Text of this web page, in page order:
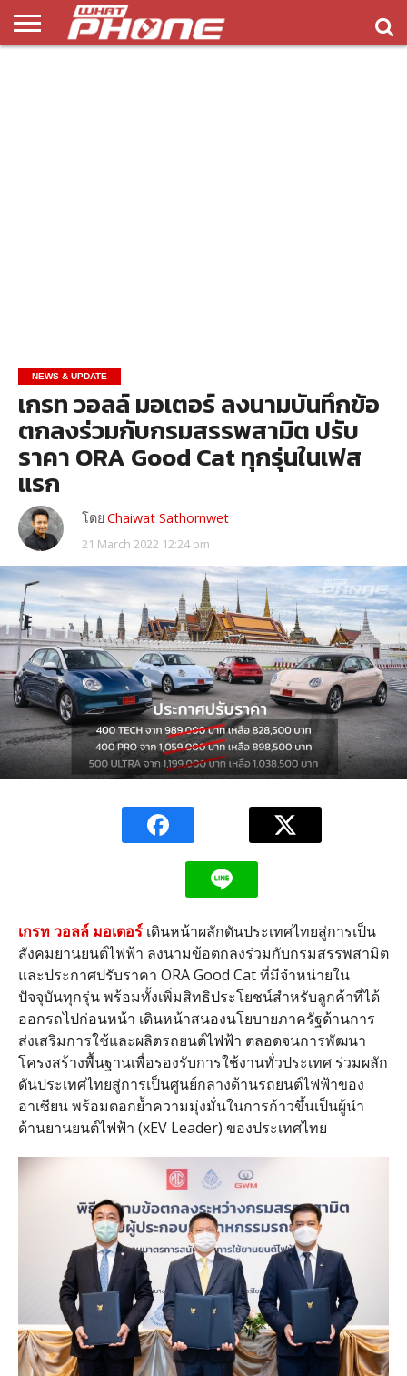
NEWS & UPDATE
เกรท วอลล์ มอเตอร์ ลงนามบันทึกข้อ
ตกลงร่วมกับกรมสรรพสามิต ปรับ
ราคา ORA Good Cat ทุกรุ่นในเฟส
แรก
โดยChaiwat Sathornwet
21 March 2022 12:24 pm
เกรท วอลล์ มอเตอร์เดินหน้าผลักดันประเทศไทยสู่การเป็น
สังคมยานยนต์ไฟฟ้า ลงนามข้อตกลงร่วมกับกรมสรรพสามิต
และประกาศปรับราคา ORA Good Cat ที่มีจำหน่ายใน
ปัจจุบันทุกรุ่น พร้อมทั้งเพิ่มสิทธิประโยชน์สำหรับลูกค้าที่ได้
ออกรถไปก่อนหน้า เดินหน้าสนองนโยบายภาครัฐด้านการ
ส่งเสริมการใช้และผลิตรถยนต์ไฟฟ้า ตลอดจนการพัฒนา
โครงสร้างพื้นฐานเพื่อรองรับการใช้งานทั่วประเทศ ร่วมผลัก
ดันประเทศไทยสู่การเป็นศูนย์กลางด้านรถยนต์ไฟฟ้าของ
อาเซียน พร้อมตอกย้ำความมุ่งมั่นในการก้าวขึ้นเป็นผู้นำ
ด้านยานยนต์ไฟฟ้า (xEV Leader) ของประเทศไทย